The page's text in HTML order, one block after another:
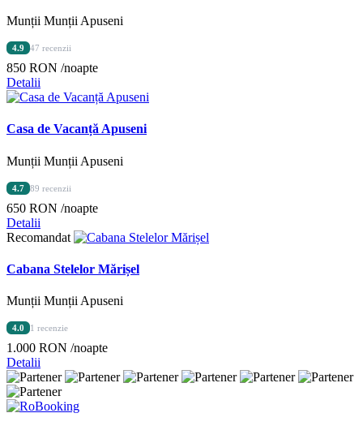
Munții Munții Apuseni
4.9 47 recenzii
850 RON /noapte
Detalii
Casa de Vacanță Apuseni
Munții Munții Apuseni
4.7 89 recenzii
650 RON /noapte
Detalii
Recomandat
Cabana Stelelor Mărișel
Munții Munții Apuseni
4.0 1 recenzie
1.000 RON /noapte
Detalii